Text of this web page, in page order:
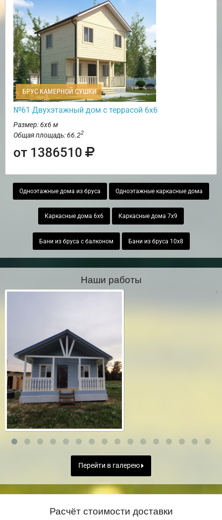
БРУС КАМЕРНОЙ СУШКИ
№61 Двухэтажный дом с террасой 6х6
Размер: 6х6 м
Общая площадь: 66.22
от 1386510
Одноэтажные дома из бруса Одноэтажные каркасные дома
Каркасные дома 6х6 Каркасные дома 7х9
Бани из бруса с балконом Бани из бруса 10х8
Наши работы
Перейти в галерею
Расчёт стоимости доставки